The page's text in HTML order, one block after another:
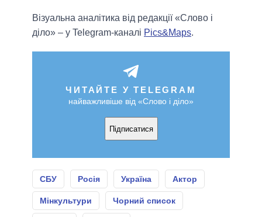
Візуальна аналітика від редакції «Слово і
діло» – у Telegram-каналі Pics&Maps.
ЧИТАЙТЕ У TELEGRAM
найважливіше від «Слово і діло»
Підписатися
СБУ Росія Україна Актор
Мінкультури Чорний список